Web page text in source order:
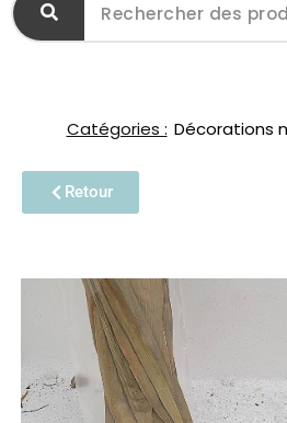
Catégories : Décorations
Retour